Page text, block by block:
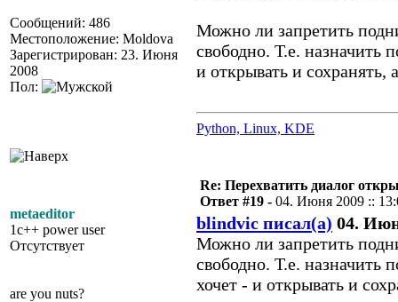
Сообщений: 486
Местоположение: Moldova
Зарегистрирован: 23. Июня
2008
Пол:
Можно ли запретить
свободно. Т.е. назначить
и открывать и сохранять,
Python, Linux, KDE
metaeditor
1c++ power user
Отсутствует
are you nuts?
Re: Перехватить диалог
Ответ #19 - 04. Июня 2009 ::
blindvic писал(а) 04.
Можно ли запретить
свободно. Т.е. назначить
хочет - и открывать и